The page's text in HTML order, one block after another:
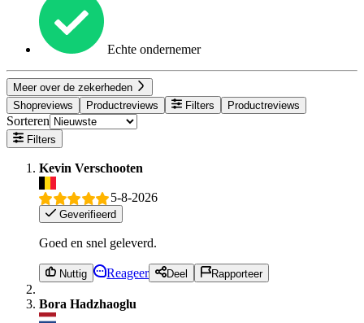
Echte ondernemer
Meer over de zekerheden
Shopreviews
Productreviews Filters Productreviews
Sorteren
Filters
Kevin Verschooten
5-8-2026
Geverifieerd
Goed en snel geleverd.
Nuttig Reageer Deel Rapporteer
Bora Hadzhaoglu